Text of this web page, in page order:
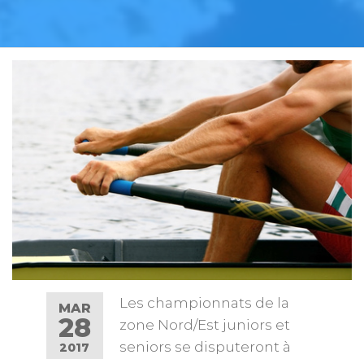
MAR
28
2017
Les championnats de la
zone Nord/Est juniors et
seniors se disputeront à